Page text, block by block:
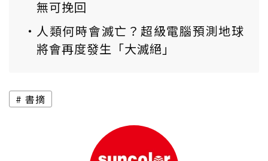
無可挽回
人類何時會滅亡？超級電腦預測地球
將會再度發生「大滅絕」
書摘